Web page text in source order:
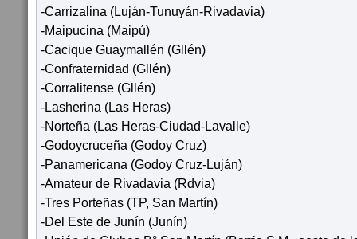
-Carrizalina (Luján-Tunuyán-Rivadavia)
-Maipucina (Maipú)
-Cacique Guaymallén (Gllén)
-Confraternidad (Gllén)
-Corralitense (Gllén)
-Lasherina (Las Heras)
-Norteña (Las Heras-Ciudad-Lavalle)
-Godoycruceña (Godoy Cruz)
-Panamericana (Godoy Cruz-Luján)
-Amateur de Rivadavia (Rdvia)
-Tres Porteñas (TP, San Martín)
-Del Este de Junín (Junín)